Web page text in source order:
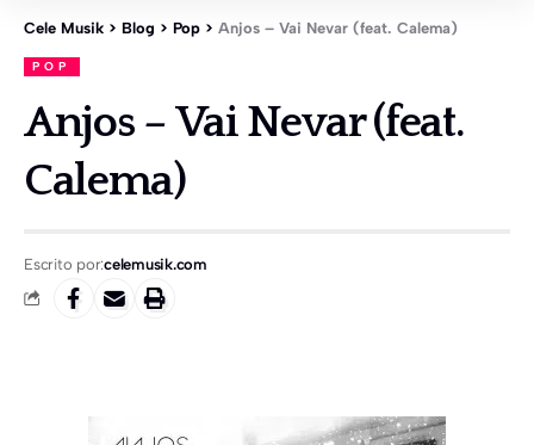
Cele Musik > Blog > Pop > Anjos – Vai Nevar (feat. Calema)
POP
Anjos – Vai Nevar (feat.
Calema)
Escrito por:celemusik.com